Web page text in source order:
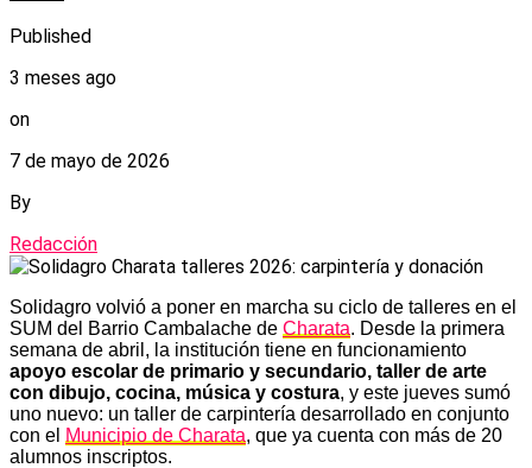
Published
3 meses ago
on
7 de mayo de 2026
By
Redacción
Solidagro volvió a poner en marcha su ciclo de talleres en el
SUM del Barrio Cambalache de Charata. Desde la primera
semana de abril, la institución tiene en funcionamiento
apoyo escolar de primario y secundario, taller de arte
con dibujo, cocina, música y costura, y este jueves sumó
uno nuevo: un taller de carpintería desarrollado en conjunto
con el Municipio de Charata, que ya cuenta con más de 20
alumnos inscriptos.